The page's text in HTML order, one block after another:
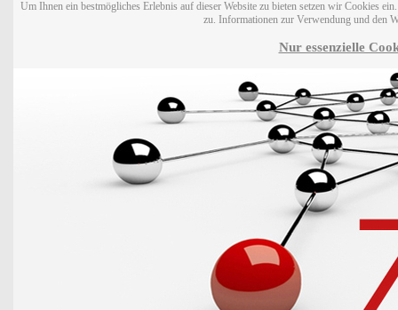
Um Ihnen ein bestmögliches Erlebnis auf dieser Website zu bieten setzen wir Cookies
zu. Informationen zur Verwendung und den
Nur essenzielle